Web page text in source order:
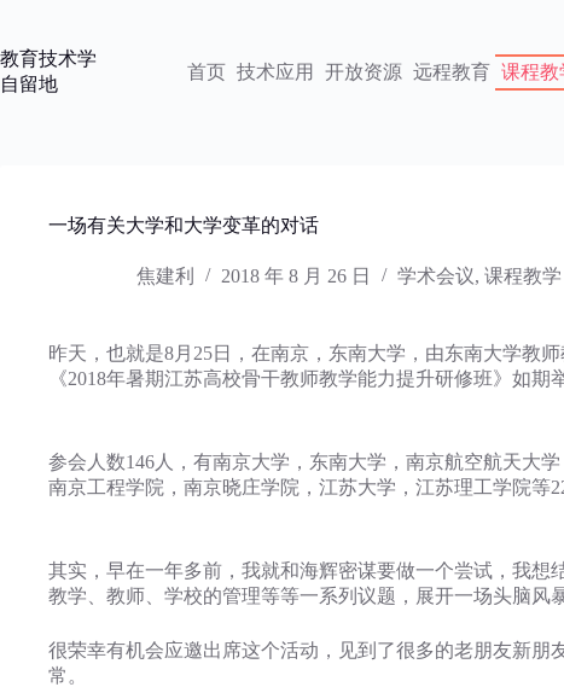
内
容
教育技术学
自留地
首页 技术应用 开放资源 远程教育 课程教
一场有关大学和大学变革的对话
焦建利 2018 年 8 月 26 日 学术会议, 课程教学
昨天，也就是8月25日，在南京，东南大学，由东南大学教
《2018年暑期江苏高校骨干教师教学能力提升研修班》如
参会人数146人，有南京大学，东南大学，南京航空航天大
南京工程学院，南京晓庄学院，江苏大学，江苏理工学院等
其实，早在一年多前，我就和海辉密谋要做一个尝试，我想
教学、教师、学校的管理等等一系列议题，展开一场头脑风暴
很荣幸有机会应邀出席这个活动，见到了很多的老朋友新
常。